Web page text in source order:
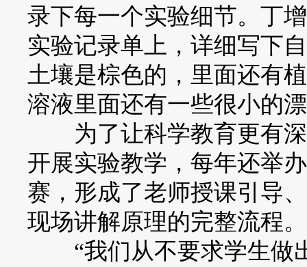
录下每一个实验细节。丁
实验记录单上，详细写下
土壤是棕色的，里面还有
溶液里面还有一些很小的
为了让科学教育更有深
开展实验教学，每年还举
赛，形成了老师授课引导
现场讲解原理的完整流程。
“我们从不要求学生做